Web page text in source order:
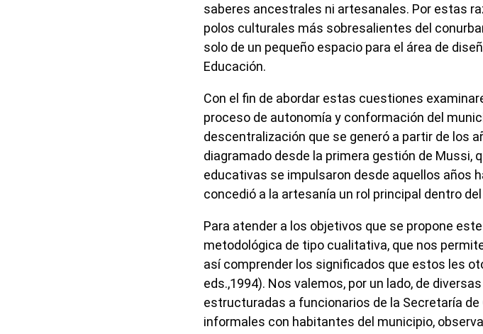
saberes ancestrales ni artesanales. Por estas
polos culturales más sobresalientes del
solo de un pequeño espacio para el área de
Educación.
Con el fin de abordar estas cuestiones
proceso de autonomía y conformación del
descentralización que se generó a partir de los
diagramado desde la primera gestión de Mussi,
educativas se impulsaron desde aquellos años
concedió a la artesanía un rol principal dentro
Para atender a los objetivos que se propone
metodológica de tipo cualitativa, que nos
así comprender los significados que estos les
eds.,1994). Nos valemos, por un lado, de
estructuradas a funcionarios de la Secretaría
informales con habitantes del municipio,